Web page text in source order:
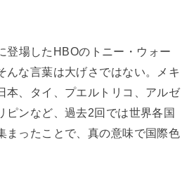
登場したHBOのトニー・ウォー
んな言葉は大げさではない。メキ
本、タイ、プエルトリコ、アルゼ
ピンなど、過去2回では世界各国
まったことで、真の意味で国際色